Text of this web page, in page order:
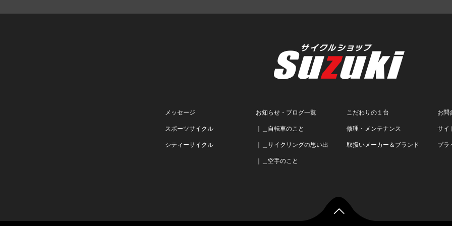
メッセージ
スポーツサイクル
シティーサイクル
お知らせ・ブログ一覧
｜＿自転車のこと
｜＿サイクリングの思い出
｜＿空手のこと
こだわりの１台
修理・メンテナンス
取扱いメーカー＆ブランド
お問
サイ
プラ
